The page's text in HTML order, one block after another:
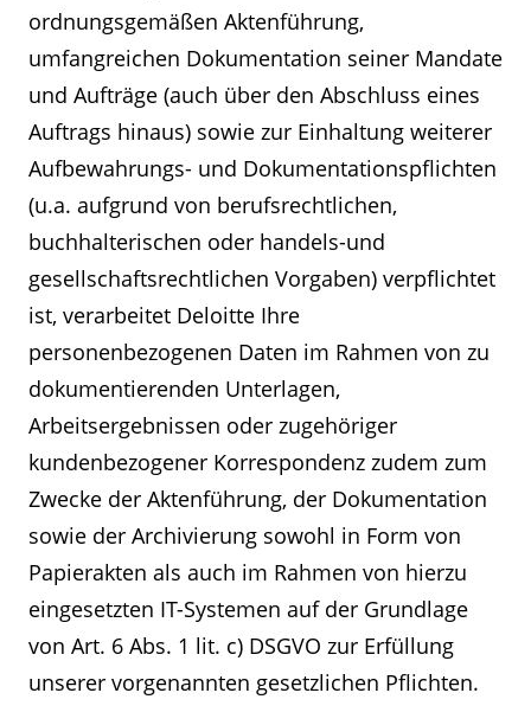
ordnungsgemäßen Aktenführung,
umfangreichen Dokumentation seiner Mandate
und Aufträge (auch über den Abschluss eines
Auftrags hinaus) sowie zur Einhaltung weiterer
Aufbewahrungs- und Dokumentationspflichten
(u.a. aufgrund von berufsrechtlichen,
buchhalterischen oder handels-und
gesellschaftsrechtlichen Vorgaben) verpflichtet
ist, verarbeitet Deloitte Ihre
personenbezogenen Daten im Rahmen von zu
dokumentierenden Unterlagen,
Arbeitsergebnissen oder zugehöriger
kundenbezogener Korrespondenz zudem zum
Zwecke der Aktenführung, der Dokumentation
sowie der Archivierung sowohl in Form von
Papierakten als auch im Rahmen von hierzu
eingesetzten IT-Systemen auf der Grundlage
von Art. 6 Abs. 1 lit. c) DSGVO zur Erfüllung
unserer vorgenannten gesetzlichen Pflichten.